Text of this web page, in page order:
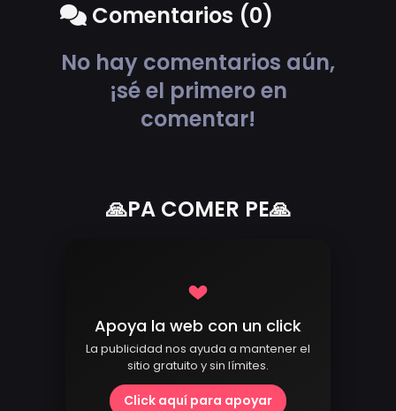
Comentarios (0)
No hay comentarios aún,
¡sé el primero en
comentar!
🙏PA COMER PE🙏
Apoya la web con un click
La publicidad nos ayuda a mantener el
sitio gratuito y sin límites.
Click aquí para apoyar